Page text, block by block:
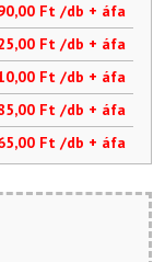
Ft /db + áfa
Ft /db + áfa
Ft /db + áfa
Ft /db + áfa
Ft /db + áfa